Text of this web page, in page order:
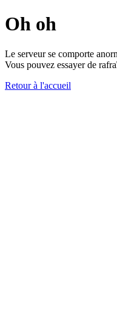
Oh oh
Le serveur se comporte
Vous pouvez essayer de
Retour à l'accueil